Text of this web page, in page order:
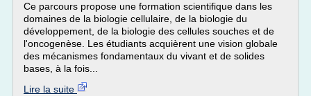
Ce parcours propose une formation scientifique dans les
domaines de la biologie cellulaire, de la biologie du
développement, de la biologie des cellules souches et de
l'oncogenèse. Les étudiants acquièrent une vision globale
des mécanismes fondamentaux du vivant et de solides
bases, à la fois...
Lire la suite